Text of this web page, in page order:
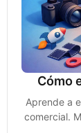
Cómo
Aprende a
comercial.